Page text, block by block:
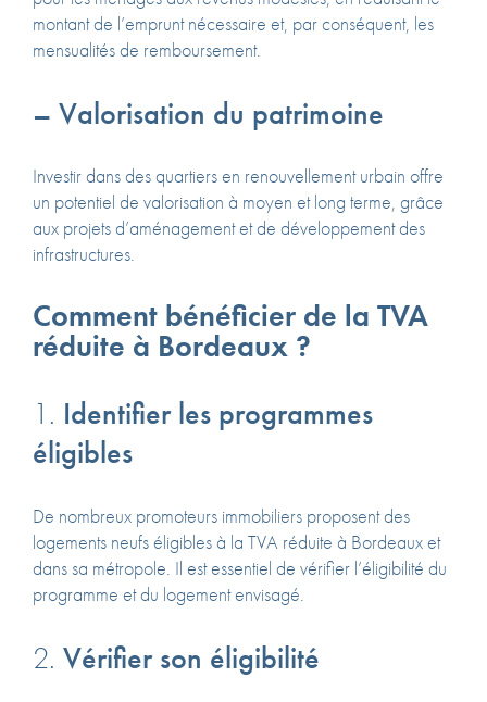
montant de l’emprunt nécessaire et, par conséquent, les
mensualités de remboursement.
– Valorisation du patrimoine
Investir dans des quartiers en renouvellement urbain offre
un potentiel de valorisation à moyen et long terme, grâce
aux projets d’aménagement et de développement des
infrastructures.
Comment bénéficier de la TVA
réduite à Bordeaux ?
1. Identifier les programmes
éligibles
De nombreux promoteurs immobiliers proposent des
logements neufs éligibles à la TVA réduite à Bordeaux et
dans sa métropole. Il est essentiel de vérifier l’éligibilité du
programme et du logement envisagé.
2. Vérifier son éligibilité